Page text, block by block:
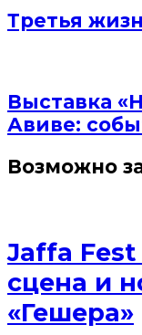
Третья
Выставка
Авиве:
Возможно
Jaffa Fest
сцена и
«Гешера»